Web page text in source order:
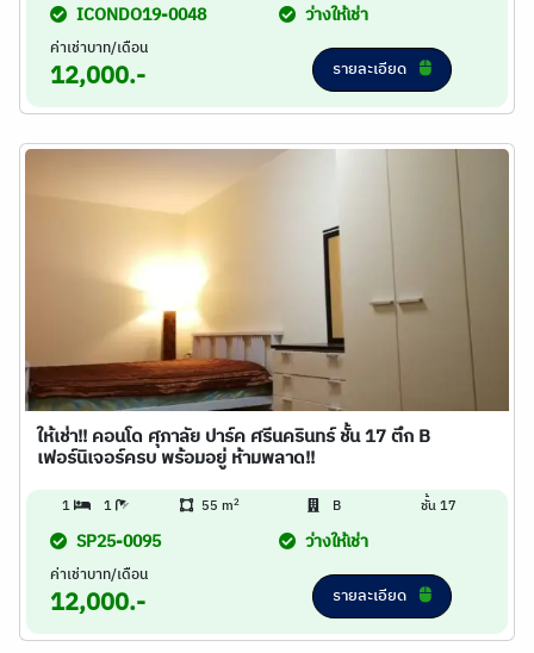
ICONDO19-0048 ว่างให้เช่า
ค่าเช่าบาท/เดือน
12,000.- รายละเอียด
ให้เช่า!! คอนโด ศุภาลัย ปาร์ค ศรีนครินทร์ ชั้น 17 ตึก B
เฟอร์นิเจอร์ครบ พร้อมอยู่ ห้ามพลาด!!
1 1 55 m2 B ชั้น 17
SP25-0095 ว่างให้เช่า
ค่าเช่าบาท/เดือน
12,000.- รายละเอียด